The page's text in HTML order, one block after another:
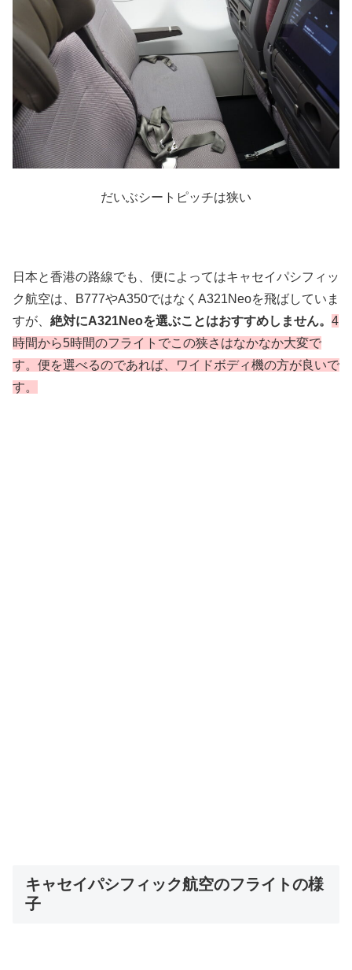
だいぶシートピッチは狭い
日本と香港の路線でも、便によってはキャセイパシフィッ
ク航空は、B777やA350ではなくA321Neoを飛ばしていま
すが、 絶対にA321Neoを選ぶことはおすすめしません。 4
時間から5時間のフライトでこの狭さはなかなか大変で
す。便を選べるのであれば、ワイドボディ機の方が良いで
す。
キャセイパシフィック航空のフライトの様
子